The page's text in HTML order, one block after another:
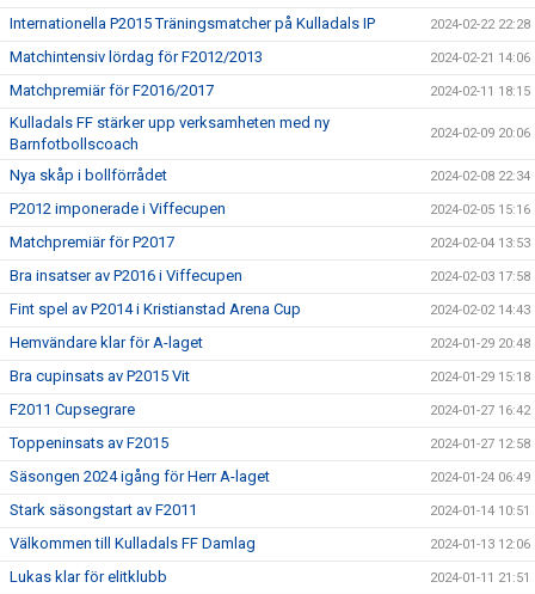
Internationella P2015 Träningsmatcher på Kulladals IP 2024-02-22 22:28
Matchintensiv lördag för F2012/2013 2024-02-21 14:06
Matchpremiär för F2016/2017 2024-02-11 18:15
Kulladals FF stärker upp verksamheten med ny
Barnfotbollscoach
2024-02-09 20:06
Nya skåp i bollförrådet 2024-02-08 22:34
P2012 imponerade i Viffecupen 2024-02-05 15:16
Matchpremiär för P2017 2024-02-04 13:53
Bra insatser av P2016 i Viffecupen 2024-02-03 17:58
Fint spel av P2014 i Kristianstad Arena Cup 2024-02-02 14:43
Hemvändare klar för A-laget 2024-01-29 20:48
Bra cupinsats av P2015 Vit 2024-01-29 15:18
F2011 Cupsegrare 2024-01-27 16:42
Toppeninsats av F2015 2024-01-27 12:58
Säsongen 2024 igång för Herr A-laget 2024-01-24 06:49
Stark säsongstart av F2011 2024-01-14 10:51
Välkommen till Kulladals FF Damlag 2024-01-13 12:06
Lukas klar för elitklubb 2024-01-11 21:51